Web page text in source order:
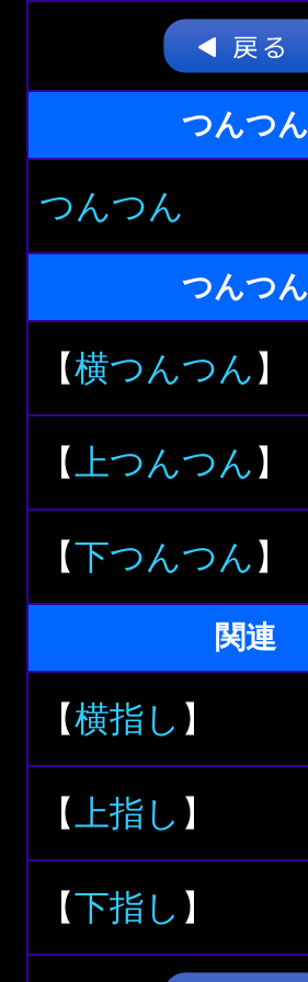
つんつん
つんつん
つんつん
【横つんつん 】
【 上つんつん 】
【下つんつん 】
関連
【横指し 】
【 上指し 】
【下指し 】